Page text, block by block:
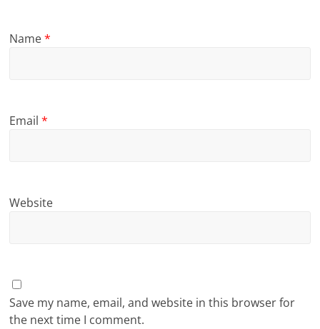
Name*
Email*
Website
Save my name, email, and website in this browser for
the next time I comment.